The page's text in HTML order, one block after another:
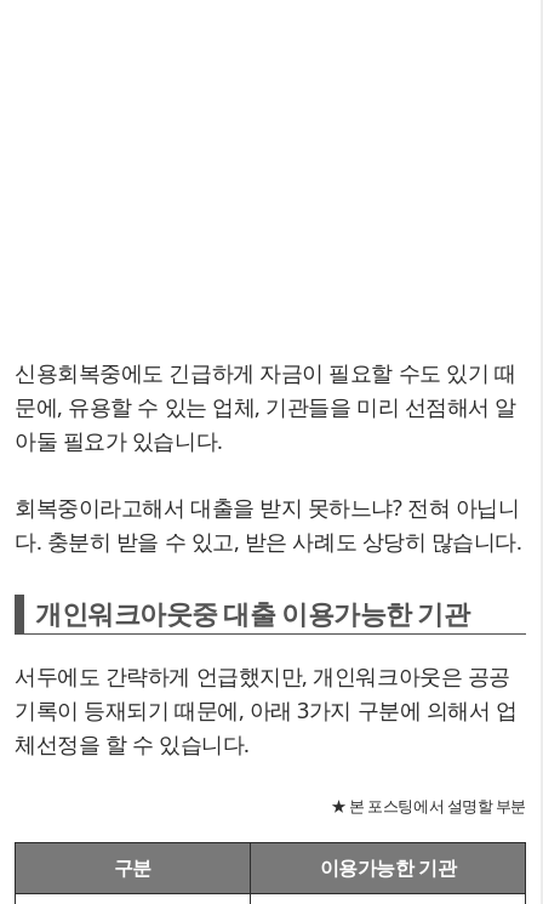
신용회복중에도 긴급하게 자금이 필요할 수도 있기 때
문에, 유용할 수 있는 업체, 기관들을 미리 선점해서 알
아둘 필요가 있습니다.
회복중이라고해서 대출을 받지 못하느냐? 전혀 아닙니
다. 충분히 받을 수 있고, 받은 사례도 상당히 많습니다.
개인워크아웃중 대출 이용가능한 기관
서두에도 간략하게 언급했지만, 개인워크아웃은 공공
기록이 등재되기 때문에, 아래 3가지 구분에 의해서 업
체선정을 할 수 있습니다.
★ 본 포스팅에서 설명할 부분
구분 이용가능한 기관